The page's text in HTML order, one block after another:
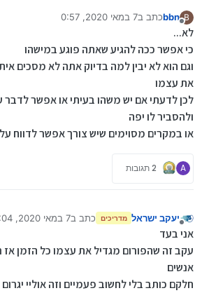
B
bbnכתב ב7 במאי 2020, 0:57
נערך לאחרונה על ידי bbn5 ביולי 2020, 0:59
לא...
כי אפשר ככה להגיע שאתה פוגע במישהו
וגם הוא לא יבין למה בדיוק אתה לא מסכים
את עצמו
לכן לדעתי אם יש משהו בעיתי או אפשר
ולהסביר לו יפה
או במקרים מסוימים שיש צורך אפשר לדווח
A 2 תגובות
יעקב ישראל מדריכים כתב ב7 במאי 2020, 2:04
נערך לאחרונה על ידי
אני בעד
עקב זה שהפורום מגדיל את עצמו כל הזמן אז
אנשים
חלקם כותב בלי לחשוב פעמיים וזה אוליי